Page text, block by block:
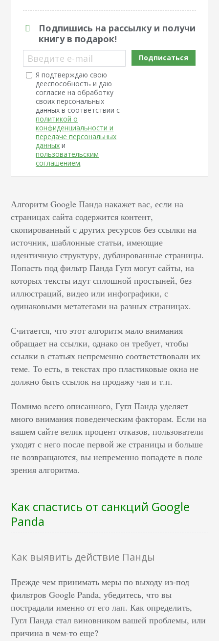
Подпишись на рассылку и получи
книгу в подарок!
Введите e-mail
Я подтверждаю свою
дееспособность и даю
согласие на обработку
своих персональных
данных в соответствии с
политикой о
конфиденциальности и
передаче персональных
данных и
пользовательским
соглашением.
Подписаться
Алгоритм Google Панда накажет вас, если на
страницах сайта содержится контент,
скопированный с других ресурсов без ссылки на
источник, шаблонные статьи, имеющие
идентичную структуру, дублированные страницы.
Попасть под фильтр Панда Гугл могут сайты, на
которых тексты идут сплошной простыней, без
иллюстраций, видео или инфографики, с
одинаковыми метатегами на разных страницах.
Считается, что этот алгоритм мало внимания
обращает на ссылки, однако он требует, чтобы
ссылки в статьях непременно соответствовали их
теме. То есть, в текстах про пластиковые окна не
должно быть ссылок на продажу чая и т.п.
Помимо всего описанного, Гугл Панда уделяет
много внимания поведенческим факторам. Если на
вашем сайте велик процент отказов, пользователи
уходят с него после первой же страницы и больше
не возвращаются, вы непременно попадете в поле
зрения алгоритма.
Как спастись от санкций Google
Panda
Как выявить действие Панды
Прежде чем принимать меры по выходу из-под
фильтров Google Panda, убедитесь, что вы
пострадали именно от его лап. Как определить,
Гугл Панда стал виновником вашей проблемы, или
причина в чем-то еще?